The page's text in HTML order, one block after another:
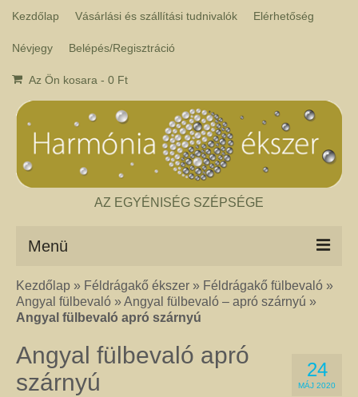
Kezdőlap Vásárlási és szállítási tudnivalók Elérhetőség
Névjegy Belépés/Regisztráció
Az Ön kosara - 0 Ft
AZ EGYÉNISÉG SZÉPSÉGE
Menü
Csakra ékszer
A kézműves csakra ékszer ásványai tulajdonképpen gyógyító kövek, amelyek
a népi hagyományok szerint segítik a csakrák harmónikus működését. Az
határozza meg, hogy melyik csakrához rendeljük. Így lehetséges az, hogy pl.
a Gyökércsakra harmonizálásához a gránátot és a vörös jáspist egyaránt
használják. Ugyanez a helyzet az Erőcsakrával, amelyre a megfigyelések
Kezdőlap » Féldrágakő ékszer » Féldrágakő fülbevaló »
Angyal fülbevaló »Angyal fülbevaló – apró szárnyú »
Angyal fülbevaló apró szárnyú
24
MÁJ 2020
Angyal fülbevaló apró
szárnyú